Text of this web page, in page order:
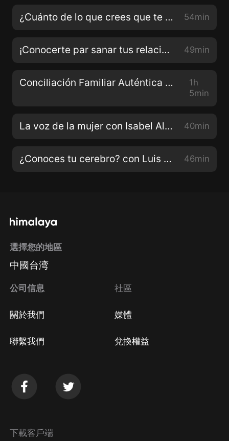
¿Cuánto de lo que crees que te hace falta,en verdad, necesitas? Con Giovanna Gavelli 54min
¡Conocerte par sanar tus relaciones! Con Paula López 49min
Conciliación Familiar Auténtica Con Roberto Martínez
1h
5min
La voz de la mujer con Isabel Allende 40min
¿Conoces tu cerebro? con Luis Arocha 46min
選擇您的地區
中國台湾
公司信息
關於我們
聯繫我們
社區
媒體
兌換權益
下載客戶端